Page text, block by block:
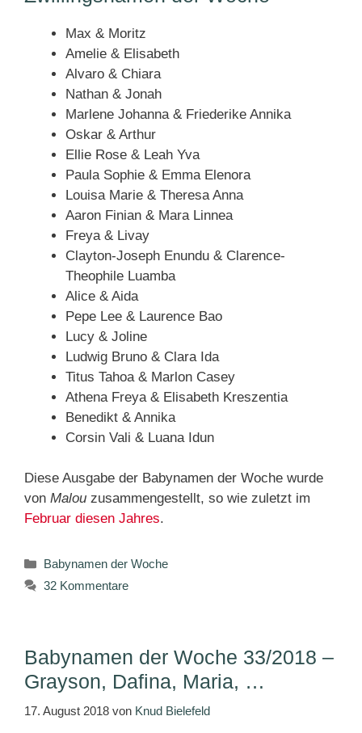
Max & Moritz
Amelie & Elisabeth
Alvaro & Chiara
Nathan & Jonah
Marlene Johanna & Friederike Annika
Oskar & Arthur
Ellie Rose & Leah Yva
Paula Sophie & Emma Elenora
Louisa Marie & Theresa Anna
Aaron Finian & Mara Linnea
Freya & Livay
Clayton-Joseph Enundu & Clarence-
Theophile Luamba
Alice & Aida
Pepe Lee & Laurence Bao
Lucy & Joline
Ludwig Bruno & Clara Ida
Titus Tahoa & Marlon Casey
Athena Freya & Elisabeth Kreszentia
Benedikt & Annika
Corsin Vali & Luana Idun
Diese Ausgabe der Babynamen der Woche wurde
von Malou zusammengestellt, so wie zuletzt im
Februar diesen Jahres.
Kategorien
Babynamen der Woche
32 Kommentare
Babynamen der Woche 33/2018 –
Grayson, Dafina, Maria, …
17. August 2018 von Knud Bielefeld